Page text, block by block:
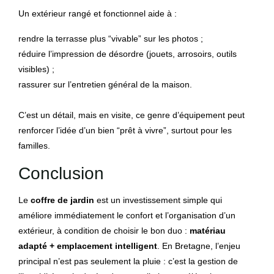
Un extérieur rangé et fonctionnel aide à :
rendre la terrasse plus “vivable” sur les photos ;
réduire l’impression de désordre (jouets, arrosoirs, outils
visibles) ;
rassurer sur l’entretien général de la maison.
C’est un détail, mais en visite, ce genre d’équipement peut
renforcer l’idée d’un bien “prêt à vivre”, surtout pour les
familles.
Conclusion
Le coffre de jardin est un investissement simple qui
améliore immédiatement le confort et l’organisation d’un
extérieur, à condition de choisir le bon duo : matériau
adapté + emplacement intelligent . En Bretagne, l’enjeu
principal n’est pas seulement la pluie : c’est la gestion de